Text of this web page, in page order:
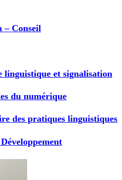
– Conseil
linguistique et signalisation
du numérique
des pratiques linguistiques